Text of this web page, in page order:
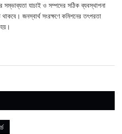
যাচাই ও সম্পদের সঠিক ব্যবস্থাপনা
জনস্বার্থ সংরক্ষণে কমিশনের তৎপরতা